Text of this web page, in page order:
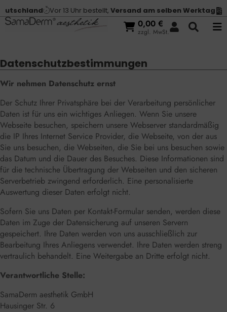
DATENSCHUTZ
Vor 13 Uhr bestellt,Versand am selben Werktag Kauf
0,00 €
zzgl. MwSt.
Datenschutzbestimmungen
Wir nehmen Datenschutz ernst
Der Schutz Ihrer Privatsphäre bei der Verarbeitung persönlicher
Daten ist für uns ein wichtiges Anliegen. Wenn Sie unsere
Webseite besuchen, speichern unsere Webserver standardmäßig
die IP Ihres Internet Service Provider, die Webseite, von der aus
Sie uns besuchen, die Webseiten, die Sie bei uns besuchen sowie
das Datum und die Dauer des Besuches. Diese Informationen sind
für die technische Übertragung der Webseiten und den sicheren
Serverbetrieb zwingend erforderlich. Eine personalisierte
Auswertung dieser Daten erfolgt nicht.
Sofern Sie uns Daten per Kontakt-Formular senden, werden diese
Daten im Zuge der Datensicherung auf unseren Servern
gespeichert. Ihre Daten werden von uns ausschließlich zur
Bearbeitung Ihres Anliegens verwendet. Ihre Daten werden streng
vertraulich behandelt. Eine Weitergabe an Dritte erfolgt nicht.
Verantwortliche Stelle:
SamaDerm aesthetik GmbH
Hausinger Str. 6